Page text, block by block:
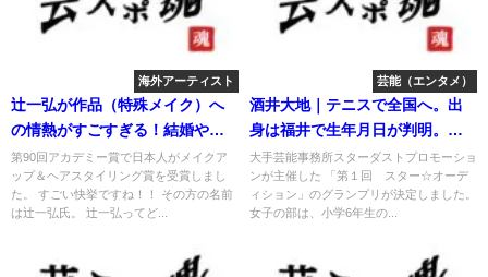
海外アーティスト
辻一弘が作品（特殊メイク）へ
の情熱がすごすぎる！結婚や嫁
は？
第90回アカデミー賞で日本人がメイクア
ップ＆ヘアスタイリング賞を受賞しまし
た。 すごい快挙ですね！！ その方の名前
は辻一弘氏。 辻一弘ってど...
芸能（エンタメ）
酒井大地｜テニスで全国へ。出
身は福井で生年月日が判明。モ
デル活動も
大手芸能事務所スターダストプロモーショ
ンが主催した 「第１回 スター☆オーデ
ィション」のグランプリが決定しました。
女子の部は、小学6年生の...